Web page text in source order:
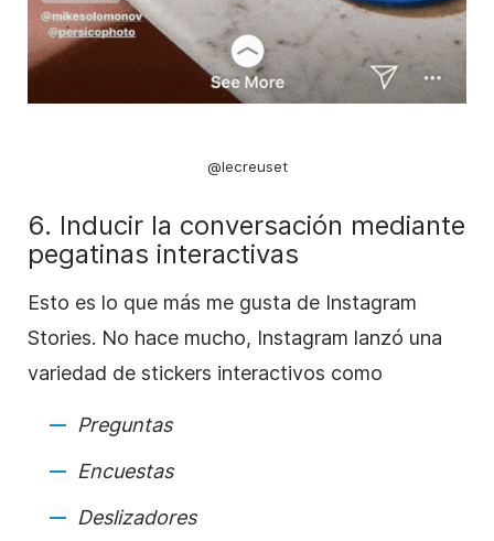
@lecreuset
6. Inducir la conversación mediante
pegatinas interactivas
Esto es lo que más me gusta de Instagram
Stories. No hace mucho, Instagram lanzó una
variedad de stickers interactivos como
Preguntas
Encuestas
Deslizadores